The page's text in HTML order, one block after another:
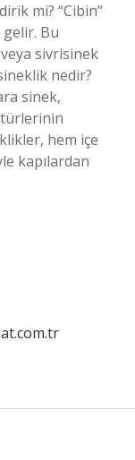
mi? “Cibin”
gelir. Bu
sivrisinek
nedir?
sinek,
türlerinin
hem içe
kapılardan